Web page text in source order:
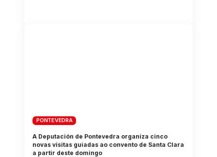
PONTEVEDRA
A Deputación de Pontevedra organiza cinco
novas visitas guiadas ao convento de Santa Clara
a partir deste domingo